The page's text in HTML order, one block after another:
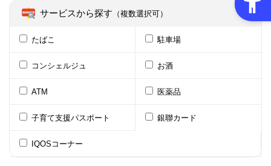
サービスから探す （複数選択可）
たばこ 駐車場
コンシェルジュ お酒
ATM 医薬品
子育て支援パスポート 銀聯カード
IQOSコーナー